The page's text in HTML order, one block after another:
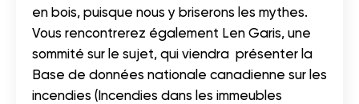
en bois, puisque nous y briserons les mythes.
Vous rencontrerez également Len Garis, une
sommité sur le sujet, qui viendra présenter la
Base de données nationale canadienne sur les
incendies (Incendies dans les immeubles